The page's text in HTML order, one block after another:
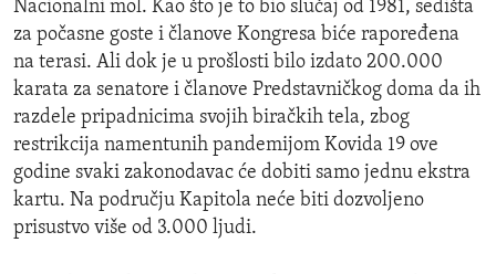
Nacionalni mol. Kao što je to bio slučaj od 1981, sedišta
za počasne goste i članove Kongresa biće rapoređena
na terasi. Ali dok je u prošlosti bilo izdato 200.000
karata za senatore i članove Predstavničkog doma da ih
razdele pripadnicima svojih biračkih tela, zbog
restrikcija namentunih pandemijom Kovida 19 ove
godine svaki zakonodavac će dobiti samo jednu ekstra
kartu. Na području Kapitola neće biti dozvoljeno
prisustvo više od 3.000 ljudi.